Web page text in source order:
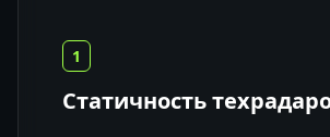
1
Статичность